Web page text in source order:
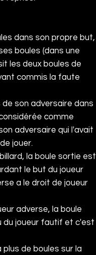
dans son propre but,
boules (dans une
les deux boules de
commis la faute
son adversaire dans
comme
adversaire qui l'avait
jouer.
la boule sortie est
le but du joueur
a le droit de joueur
adverse, la boule
du joueur fautif et c'est
de boules sur la